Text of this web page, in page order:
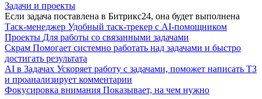
Задачи и проекты
Если задача поставлена в Битрикс24, она будет выполнена
Таск-менеджер Удобный таск-трекер с AI-помощником
Проекты Для работы со связанными задачами
Скрам Помогает системно работать над задачами и быстро
достигать результата
AI в Задачах Ускоряет работу с задачами, поможет написать ТЗ
и проанализирует комментарии
Фокусировка внимания Показывает, на чем нужно